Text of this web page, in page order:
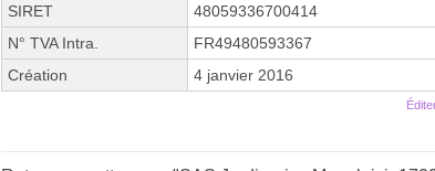
SIRET
48059336700414
N° TVA Intra.
FR49480593367
Création
4 janvier 2016